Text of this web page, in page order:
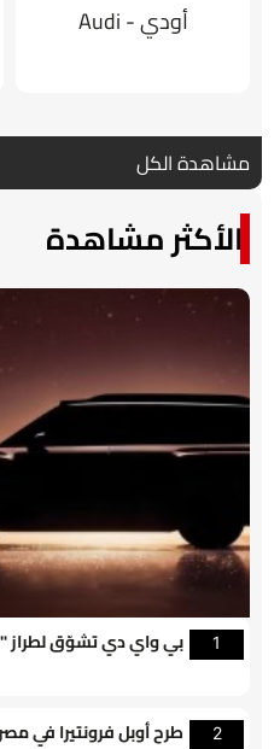
أودي - Audi
مشاهدة الكل
الأكثر مشاهدة
1 بي واي دي تشوّق لطراز "تاي 9"
2 طرح أوبل فرونتيرا في مصر